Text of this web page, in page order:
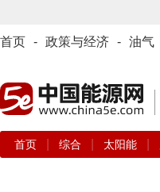
首页 - 政策与经济 - 油气
首页 综合 太阳能